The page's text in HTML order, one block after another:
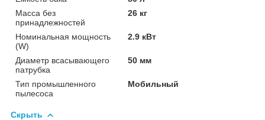
Масса без
принадлежностей
26 кг
Номинальная мощность
(W)
2.9 кВт
Диаметр всасывающего
патрубка
50 мм
Тип промышленного
пылесоса
Мобильный
Скрыть